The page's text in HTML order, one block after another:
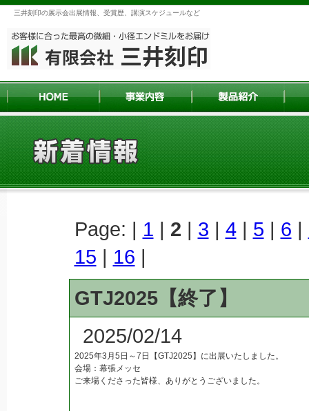
三井刻印の展示会出展情報、受賞歴、講演スケジュールなど
Page: | 1 | 2 | 3 | 4| 5 | 6 |
15 | 16 |
GTJ2025【終了】
2025/02/14
2025年3月5日～7日【GTJ2025】に出展いたしました。
会場：幕張メッセ
ご来場くださった皆様、ありがとうございました。